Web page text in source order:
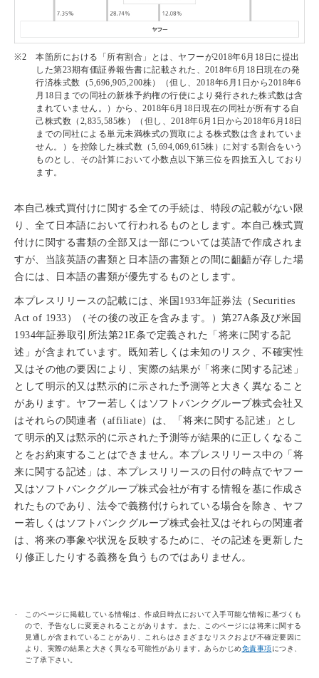
※2
本箇所における「所有割合」とは、ヤフーが2018年6月18日に提出
した第23期有価証券報告書に記載された、2018年6月18日現在の発
行済株式数（5,696,905,200株）（但し、2018年6月1日から2018年6
月18日までの同社の新株予約権の行使により発行された株式数は含
まれていません。）から、2018年6月18日現在の同社が所有する自
己株式数（2,835,585株）（但し、2018年6月1日から2018年6月18日
までの同社による単元未満株式の買取による株式数は含まれていま
せん。）を控除した株式数（5,694,069,615株）に対する割合をいう
ものとし、その計算において小数点以下第三位を四捨五入しており
ます。
本自己株式買付けに関する全ての手続は、特段の記載がない限
り、全て日本語において行われるものとします。本自己株式買
付けに関する書類の全部又は一部については英語で作成されま
すが、当該英語の書類と日本語の書類との間に齟齬が存した場
合には、日本語の書類が優先するものとします。
本プレスリリースの記載には、米国1933年証券法（Securities
Act of 1933）（その後の改正を含みます。）第27A条及び米国
1934年証券取引所法第21E条で定義された「将来に関する記
述」が含まれています。既知若しくは未知のリスク、不確実性
又はその他の要因により、実際の結果が「将来に関する記述」
として明示的又は黙示的に示された予測等と大きく異なること
があります。ヤフー若しくはソフトバンクグループ株式会社又
はそれらの関連者（affiliate）は、「将来に関する記述」とし
て明示的又は黙示的に示された予測等が結果的に正しくなるこ
とをお約束することはできません。本プレスリリース中の「将
来に関する記述」は、本プレスリリースの日付の時点でヤフー
又はソフトバンクグループ株式会社が有する情報を基に作成さ
れたものであり、法令で義務付けられている場合を除き、ヤフ
ー若しくはソフトバンクグループ株式会社又はそれらの関連者
は、将来の事象や状況を反映するために、その記述を更新した
り修正したりする義務を負うものではありません。
このページに掲載している情報は、作成日時点において入手可能な情報に基づくも
ので、予告なしに変更されることがあります。また、このページには将来に関する
見通しが含まれていることがあり、これらはさまざまなリスクおよび不確定要因に
より、実際の結果と大きく異なる可能性があります。あらかじめ免責事項 につき、
ご了承下さい。